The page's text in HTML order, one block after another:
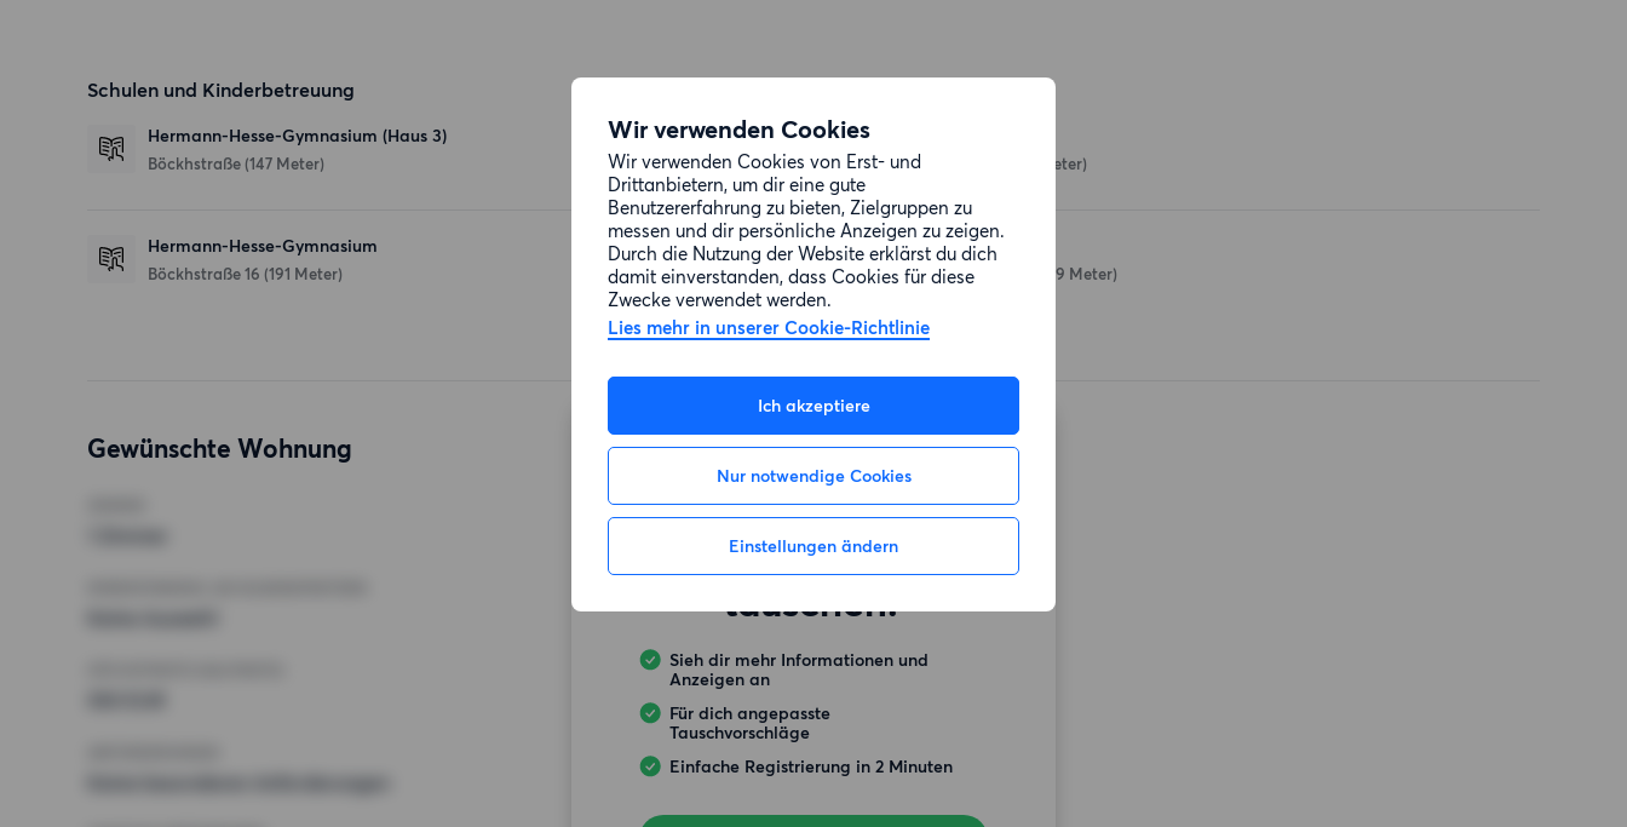
Wir verwenden Cookies
Wir verwenden Cookies von Erst- und
Drittanbietern, um dir eine gute
Benutzererfahrung zu bieten, Zielgruppen zu
messen und dir persönliche Anzeigen zu zeigen.
Durch die Nutzung der Website erklärst du dich
damit einverstanden, dass Cookies für diese
Zwecke verwendet werden.
Lies mehr in unserer Cookie-Richtlinie
Ich akzeptiere
Nur notwendige Cookies
Einstellungen ändern
Schulen und Kinderbetreuung
Hermann-Hesse-Gymnasium (Haus 3)
Böckhstraße (147 Meter)
Hermann-Hesse-Gymnasium
Böckhstraße 16 (191 Meter)
Kottbusser Damm (97 Meter)
Zora Supermarket
Kottbusser Damm 93 (109 Meter)
Gewünschte Wohnung
Möchtest du auch
deine
Mietwohnung
tauschen?
Sieh dir mehr Informationen und
Anzeigen an
Für dich angepasste
Tauschvorschläge
Einfache Registrierung in 2 Minuten